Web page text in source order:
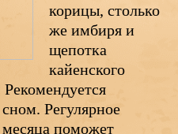
корицы, столько
же имбиря и
щепотка
кайенского
Регулярное
месяца поможет